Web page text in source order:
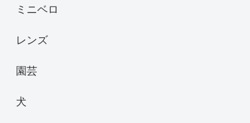
ミニベロ
レンズ
園芸
犬